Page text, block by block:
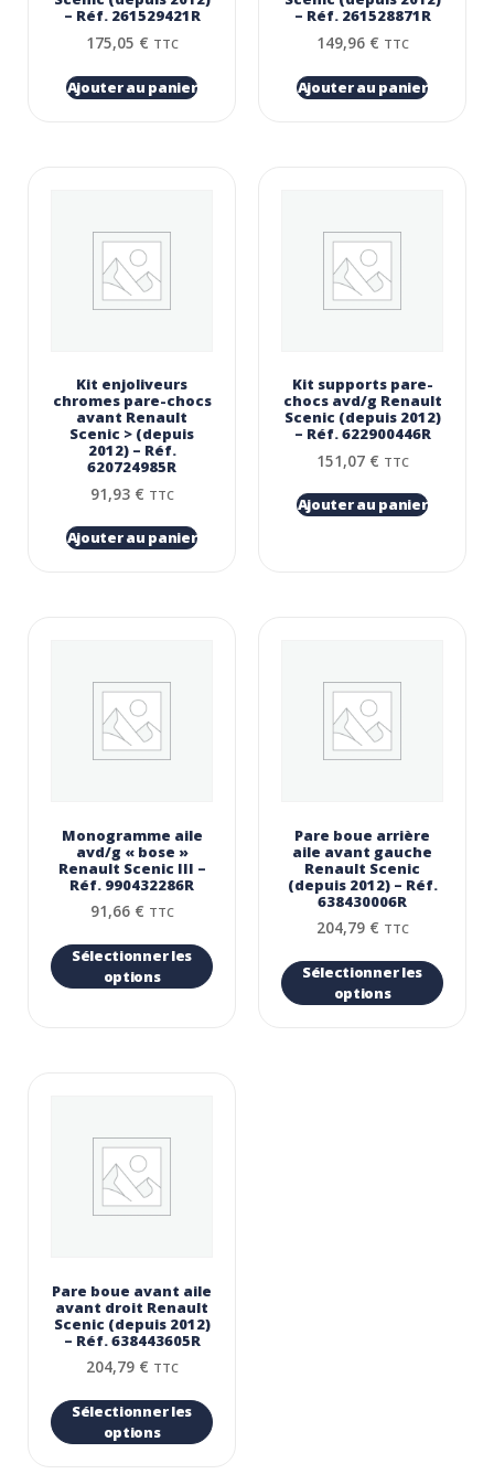
– Réf. 261529421R
175,05 € TTC
Ajouter au panier
– Réf. 261528871R
149,96 € TTC
Ajouter au panier
Kit enjoliveurs
chromes pare-chocs
avant Renault
Scenic > (depuis
2012) – Réf.
620724985R
91,93 € TTC
Ajouter au panier
Kit supports pare-
chocs avd/g Renault
Scenic (depuis 2012)
– Réf. 622900446R
151,07 € TTC
Ajouter au panier
Monogramme aile
avd/g « bose »
Renault Scenic III –
Réf. 990432286R
91,66 € TTC
Sélectionner les
options
Pare boue arrière
aile avant gauche
Renault Scenic
(depuis 2012) – Réf.
638430006R
204,79 € TTC
Sélectionner les
options
Pare boue avant aile
avant droit Renault
Scenic (depuis 2012)
– Réf. 638443605R
204,79 € TTC
Sélectionner les
options